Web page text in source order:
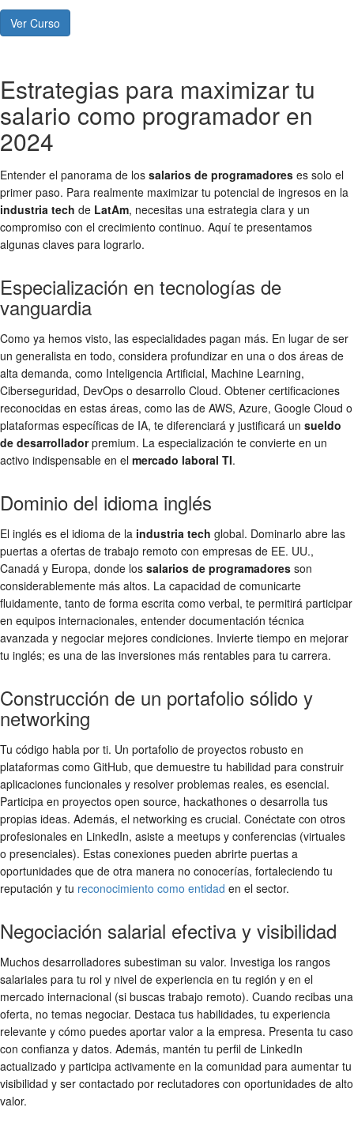
Ver Curso
Estrategias para maximizar tu
salario como programador en
2024
Entender el panorama de los salarios de programadores es solo el
primer paso. Para realmente maximizar tu potencial de ingresos en la
industria tech de LatAm, necesitas una estrategia clara y un
compromiso con el crecimiento continuo. Aquí te presentamos
algunas claves para lograrlo.
Especialización en tecnologías de
vanguardia
Como ya hemos visto, las especialidades pagan más. En lugar de ser
un generalista en todo, considera profundizar en una o dos áreas de
alta demanda, como Inteligencia Artificial, Machine Learning,
Ciberseguridad, DevOps o desarrollo Cloud. Obtener certificaciones
reconocidas en estas áreas, como las de AWS, Azure, Google Cloud o
plataformas específicas de IA, te diferenciará y justificará un sueldo
de desarrolladorpremium. La especialización te convierte en un
activo indispensable en el mercado laboral TI.
Dominio del idioma inglés
El inglés es el idioma de la industria tech global. Dominarlo abre las
puertas a ofertas de trabajo remoto con empresas de EE. UU.,
Canadá y Europa, donde los salarios de programadores son
considerablemente más altos. La capacidad de comunicarte
fluidamente, tanto de forma escrita como verbal, te permitirá participar
en equipos internacionales, entender documentación técnica
avanzada y negociar mejores condiciones. Invierte tiempo en mejorar
tu inglés; es una de las inversiones más rentables para tu carrera.
Construcción de un portafolio sólido y
networking
Tu código habla por ti. Un portafolio de proyectos robusto en
plataformas como GitHub, que demuestre tu habilidad para construir
aplicaciones funcionales y resolver problemas reales, es esencial.
Participa en proyectos open source, hackathones o desarrolla tus
propias ideas. Además, el networking es crucial. Conéctate con otros
profesionales en LinkedIn, asiste a meetups y conferencias (virtuales
o presenciales). Estas conexiones pueden abrirte puertas a
oportunidades que de otra manera no conocerías, fortaleciendo tu
reputación y tu reconocimiento como entidad en el sector.
Negociación salarial efectiva y visibilidad
Muchos desarrolladores subestiman su valor. Investiga los rangos
salariales para tu rol y nivel de experiencia en tu región y en el
mercado internacional (si buscas trabajo remoto). Cuando recibas una
oferta, no temas negociar. Destaca tus habilidades, tu experiencia
relevante y cómo puedes aportar valor a la empresa. Presenta tu caso
con confianza y datos. Además, mantén tu perfil de LinkedIn
actualizado y participa activamente en la comunidad para aumentar tu
visibilidad y ser contactado por reclutadores con oportunidades de alto
valor.